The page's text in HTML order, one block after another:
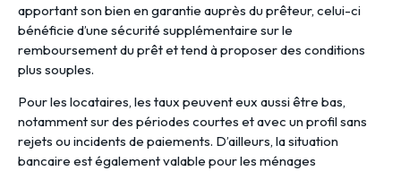
apportant son bien en garantie auprès du prêteur, celui-ci
bénéficie d’une sécurité supplémentaire sur le
remboursement du prêt et tend à proposer des conditions
plus souples.
Pour les locataires, les taux peuvent eux aussi être bas,
notamment sur des périodes courtes et avec un profil sans
rejets ou incidents de paiements. D’ailleurs, la situation
bancaire est également valable pour les ménages